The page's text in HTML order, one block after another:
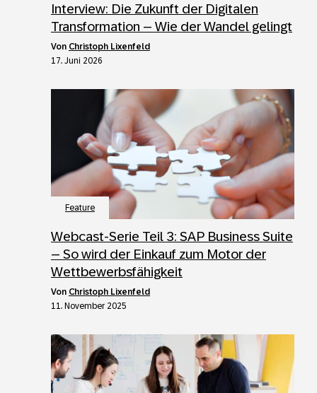
Interview: Die Zukunft der Digitalen
Transformation – Wie der Wandel gelingt
von Christoph Lixenfeld
17. Juni 2026
Feature
Webcast-Serie Teil 3: SAP Business Suite
– So wird der Einkauf zum Motor der
Wettbewerbsfähigkeit
von Christoph Lixenfeld
11. November 2025